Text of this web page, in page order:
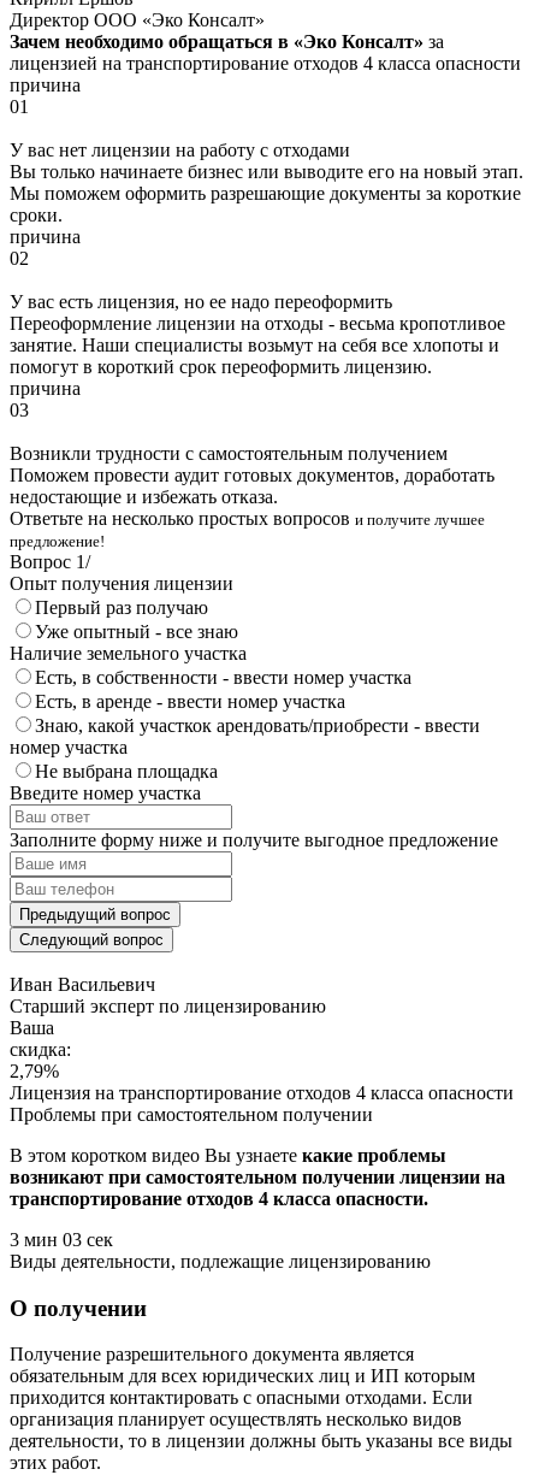
Директор ООО «Эко Консалт»
Зачем необходимо обращаться в «Эко Консалт» за
лицензией на транспортирование отходов 4 класса опасности
причина
01
У вас нет лицензии на работу с отходами
Вы только начинаете бизнес или выводите его на новый этап.
Мы поможем оформить разрешающие документы за короткие
сроки.
причина
02
У вас есть лицензия, но ее надо переоформить
Переоформление лицензии на отходы - весьма кропотливое
занятие. Наши специалисты возьмут на себя все хлопоты и
помогут в короткий срок переоформить лицензию.
причина
03
Возникли трудности с самостоятельным получением
Поможем провести аудит готовых документов, доработать
недостающие и избежать отказа.
Ответьте на несколько простых вопросов и получите лучшее
предложение!
Вопрос 1/
Опыт получения лицензии
Первый раз получаю
Уже опытный - все знаю
Наличие земельного участка
Есть, в собственности - ввести номер участка
Есть, в аренде - ввести номер участка
Знаю, какой участкок арендовать/приобрести - ввести
номер участка
Не выбрана площадка
Введите номер участка
Заполните форму ниже и получите выгодное предложение
Предыдущий вопрос
Следующий вопрос
Иван Васильевич
Cтарший эксперт по лицензированию
Ваша
скидка:
2,79%
Лицензия на транспортирование отходов 4 класса опасности
Проблемы при самостоятельном получении
В этом коротком видео Вы узнаете какие проблемы
возникают при самостоятельном получении лицензии на
транспортирование отходов 4 класса опасности.
3 мин 03 сек
Виды деятельности, подлежащие лицензированию
О получении
Получение разрешительного документа является
обязательным для всех юридических лиц и ИП которым
приходится контактировать с опасными отходами. Если
организация планирует осуществлять несколько видов
деятельности, то в лицензии должны быть указаны все виды
этих работ.